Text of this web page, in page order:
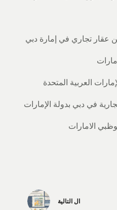
عقار تجاري في إمارة دبي
العربية المتحدة
في دبي بدولة الإمارات
الامارات
ال التالية